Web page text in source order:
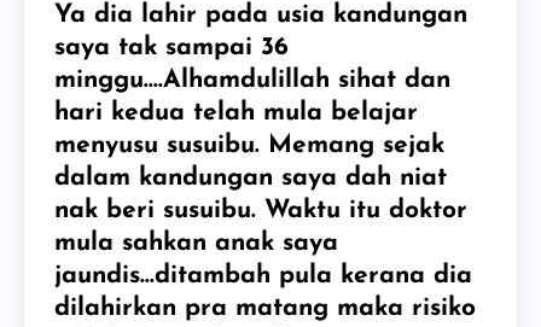
Ya dia lahir pada usia kandungan
saya tak sampai 36
minggu....Alhamdulillah sihat dan
hari kedua telah mula belajar
menyusu susuibu. Memang sejak
dalam kandungan saya dah niat
nak beri susuibu. Waktu itu doktor
mula sahkan anak saya
jaundis...ditambah pula kerana dia
dilahirkan pra matang maka risiko